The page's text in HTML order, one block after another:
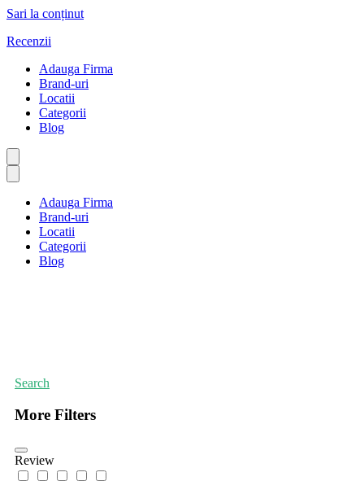
Sari la conținut
Recenzii
Adauga Firma
Brand-uri
Locatii
Categorii
Blog
Adauga Firma
Brand-uri
Locatii
Categorii
Blog
Search
More Filters
Review